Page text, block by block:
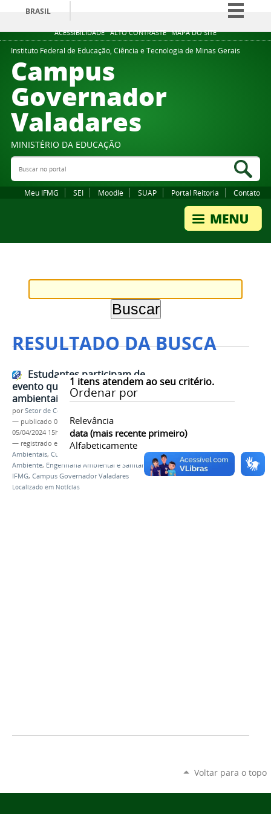
ACESSIBILIDADE ALTO CONTRASTE MAPA DO SITE
BRASIL
Simplifique!
Comunica BR
Instituto Federal de Educação, Ciência e Tecnologia de Minas Gerais
Campus
Governador
Valadares
MINISTÉRIO DA EDUCAÇÃO
Buscar no portal
Meu IFMG SEI Moodle SUAP Portal Reitoria Contato
RESULTADO DA BUSCA
1 itens atendem ao seu critério.
Ordenar por
Relevância
data (mais recente primeiro)
Alfabeticamente
Estudantes participam de
evento que discute os desafios
ambientais no município
porSetor de Comunicação
— publicado 05/04/2024—última modificação
05/04/2024 15h44
— registrado em:
Evento,Painel Desafios
Ambientais, Curso Técnico Integrado em Meio
Ambiente, Engenharia Ambiental e Sanitária
,
IFMG, Campus Governador Valadares
Localizado em Notícias
Voltar para o topo